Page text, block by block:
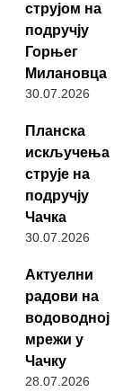
струјом на
подручју
Горњег
Милановца
30.07.2026
Планска
искључења
струје на
подручју
Чачка
30.07.2026
Актуелни
радови на
водоводној
мрежи у
Чачку
28.07.2026